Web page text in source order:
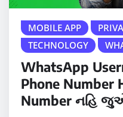
MOBILE APP
TECHNOLOGY
WhatsApp
Phone Number
Number નહિ